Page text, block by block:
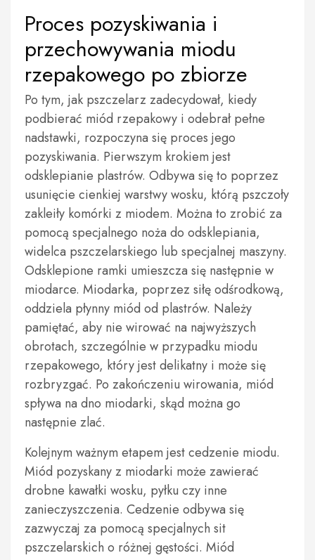
Proces pozyskiwania i
przechowywania miodu
rzepakowego po zbiorze
Po tym, jak pszczelarz zadecydował, kiedy
podbierać miód rzepakowy i odebrał pełne
nadstawki, rozpoczyna się proces jego
pozyskiwania. Pierwszym krokiem jest
odsklepianie plastrów. Odbywa się to poprzez
usunięcie cienkiej warstwy wosku, którą pszczoły
zakleiły komórki z miodem. Można to zrobić za
pomocą specjalnego noża do odsklepiania,
widelca pszczelarskiego lub specjalnej maszyny.
Odsklepione ramki umieszcza się następnie w
miodarce. Miodarka, poprzez siłę odśrodkową,
oddziela płynny miód od plastrów. Należy
pamiętać, aby nie wirować na najwyższych
obrotach, szczególnie w przypadku miodu
rzepakowego, który jest delikatny i może się
rozbryzgać. Po zakończeniu wirowania, miód
spływa na dno miodarki, skąd można go
następnie zlać.
Kolejnym ważnym etapem jest cedzenie miodu.
Miód pozyskany z miodarki może zawierać
drobne kawałki wosku, pyłku czy inne
zanieczyszczenia. Cedzenie odbywa się
zazwyczaj za pomocą specjalnych sit
pszczelarskich o różnej gęstości. Miód